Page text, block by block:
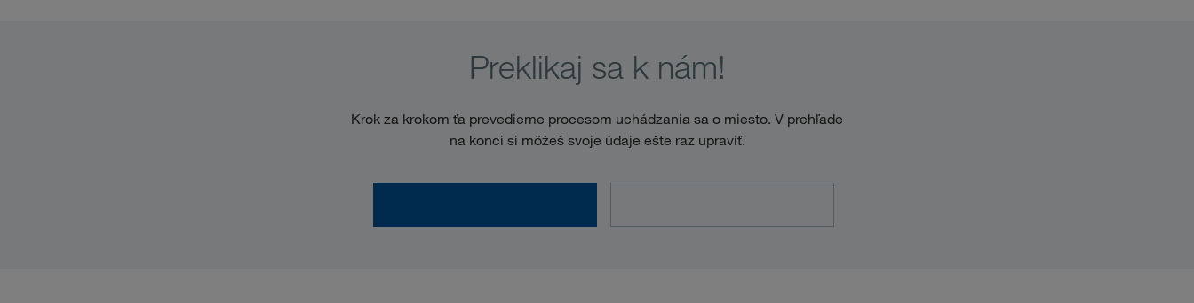
Preklikaj sa k nám!
Krok za krokom ťa prevedieme procesom uchádzania sa o miesto. V prehľade
na konci si môžeš svoje údaje ešte raz upraviť.